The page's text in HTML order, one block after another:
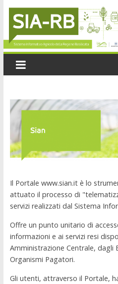
Il Portale www.sian.it è lo
attuato il processo di
servizi realizzati dal Sistema
Offre un punto unitario di
informazioni e ai servizi resi
Amministrazione Centrale, dagli
Organismi Pagatori.
Gli utenti, attraverso il Portale,